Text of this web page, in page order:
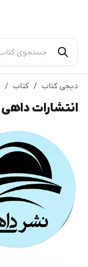
دیجی کتاب / کتاب /
انتشارات داهی